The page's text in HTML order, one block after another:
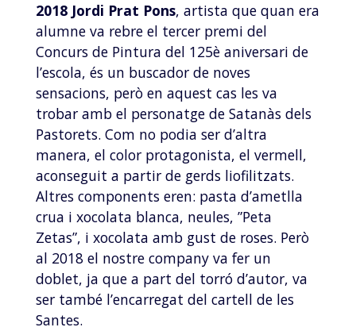
2018 Jordi Prat Pons, artista que quan era
alumne va rebre el tercer premi del
Concurs de Pintura del 125è aniversari de
l’escola, és un buscador de noves
sensacions, però en aquest cas les va
trobar amb el personatge de Satanàs dels
Pastorets. Com no podia ser d’altra
manera, el color protagonista, el vermell,
aconseguit a partir de gerds liofilitzats.
Altres components eren: pasta d’ametlla
crua i xocolata blanca, neules, ”Peta
Zetas”, i xocolata amb gust de roses. Però
al 2018 el nostre company va fer un
doblet, ja que a part del torró d’autor, va
ser també l’encarregat del cartell de les
Santes.